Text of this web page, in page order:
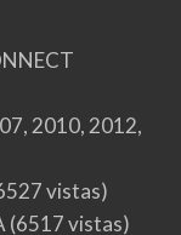
2010, 2012,
vistas)
(6517 vistas)